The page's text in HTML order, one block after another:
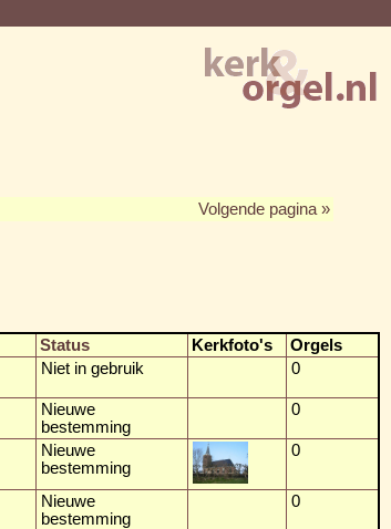
Volgende pagina »
Status Kerkfoto's
Orgels
Niet in gebruik 0
Nieuwe
bestemming
0
Nieuwe
bestemming
0
Nieuwe
bestemming
0